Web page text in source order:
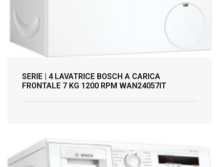
SERIE | 4 LAVATRICE BOSCH A CARICA
FRONTALE 7 KG 1200 RPM WAN24057IT